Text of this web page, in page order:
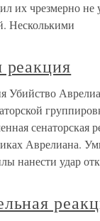
их чрезмерно не
Несколькими
реакция
Убийство
сенаторская
Аврелиана.
нанести удар